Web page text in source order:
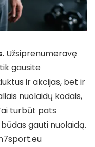
Užsiprenumeravę
gausite
ir akcijas, bet ir
nuolaidų kodais,
turbūt pats
gauti nuolaidą.